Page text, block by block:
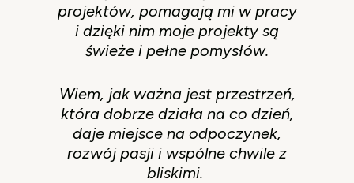
projektów, pomagają mi w pracy
i dzięki nim moje projekty są
świeże i pełne pomysłów.
Wiem, jak ważna jest przestrzeń,
która dobrze działa na co dzień,
daje miejsce na odpoczynek,
rozwój pasji i wspólne chwile z
bliskimi.